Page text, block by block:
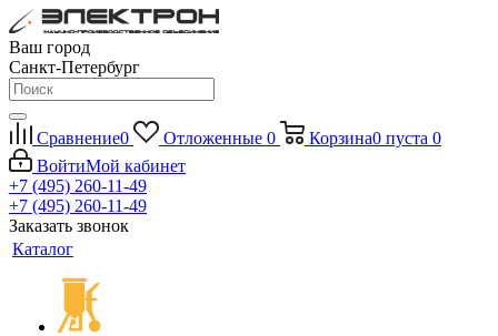
Ваш город
Санкт-Петербург
Сравнение0 Отложенные 0 Корзина0 пуста 0
ВойтиМой кабинет
+7 (495) 260-11-49
+7 (495) 260-11-49
Заказать звонок
Каталог